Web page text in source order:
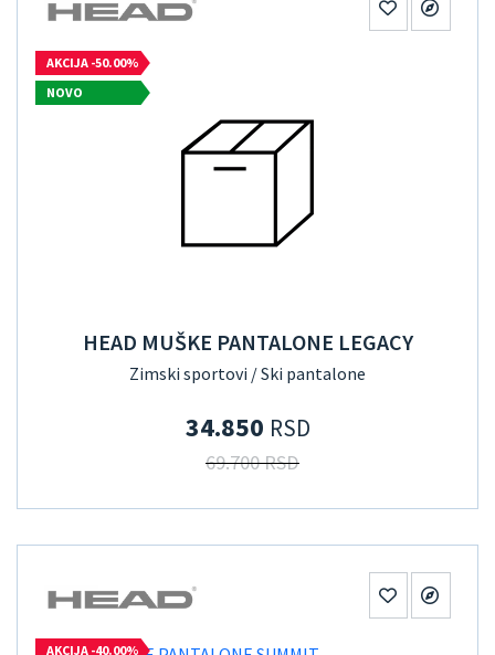
AKCIJA -50.00%
NOVO
HEAD MUŠKE PANTALONE LEGACY
Zimski sportovi / Ski pantalone
34.850 RSD
69.700 RSD
AKCIJA -40.00%